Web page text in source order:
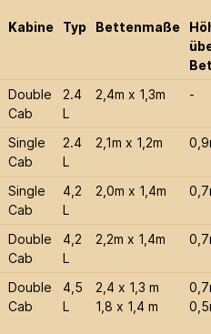
Kabine Typ Bettenmaße
Double
Cab
2.4
L
2,4m x 1,3m -
Single
Cab
2.4
L
2,1m x 1,2m
Single
Cab
4,2
L
2,0m x 1,4m
Double
Cab
4,2
L
2,2m x 1,4m
Double
Cab
4,5
L
2,4 x 1,3 m
1,8 x 1,4 m